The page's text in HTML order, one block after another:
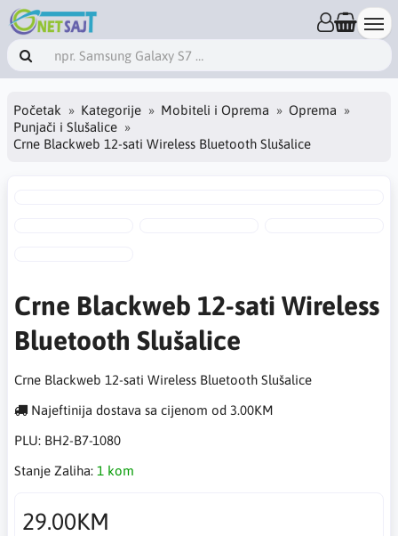
Početak Kategorije Mobiteli i Oprema
Oprema
Punjači i Slušalice
Crne Blackweb 12-sati Wireless Bluetooth Slušalice
Crne Blackweb 12-sati Wireless
Bluetooth Slušalice
Crne Blackweb 12-sati Wireless Bluetooth Slušalice
Najeftinija dostava sa cijenom od 3.00KM
PLU: BH2-B7-1080
Stanje Zaliha: 1 kom
29.00KM